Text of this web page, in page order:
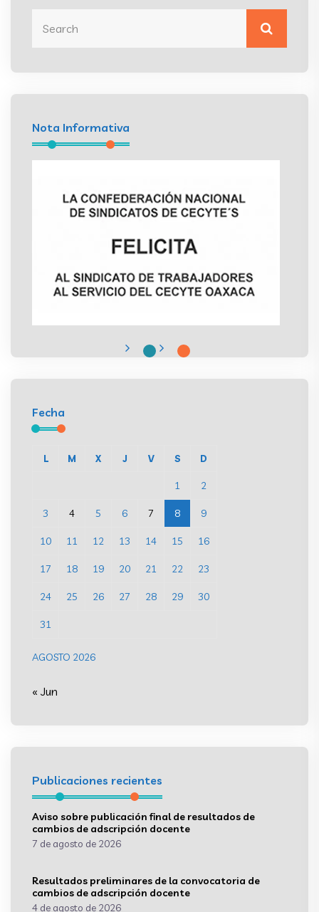
Nota Informativa
Fecha
AGOSTO 2026
L M X J V S D
1 2
3 4 5 6 7 8 9
10 11 12 13 14 15 16
17 18 19 20 21 22 23
24 25 26 27 28 29 30
31
« Jun
Publicaciones recientes
Aviso sobre publicación final de resultados de
cambios de adscripción docente
7 de agosto de 2026
Resultados preliminares de la convocatoria de
cambios de adscripción docente
4 de agosto de 2026